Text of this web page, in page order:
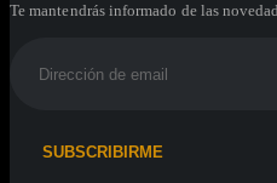
Te mantendrás informado de las